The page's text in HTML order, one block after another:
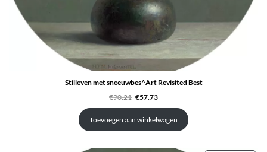
Stilleven met sneeuwbes^Art Revisited Best
€90.21 Oorspronkelijke
was:
€90.21.
€57.73Huidige
is:
€57.73.
Toevoegen aan winkelwagen